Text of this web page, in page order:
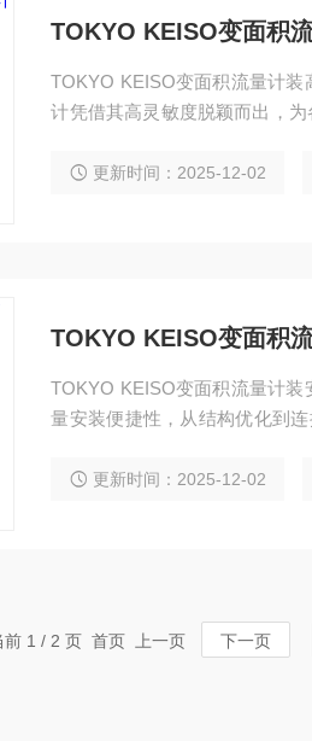
TOKYO KEISO变面积
TOKYO KEISO变面积流量计
计凭借其高灵敏度脱颖而出，
除了刻度指针运动时的延迟现
更新时间：2025-12-02
TOKYO KEISO变面积
TOKYO KEISO变面积流量计
量安装便捷性，从结构优化到
体积更小、重量更轻，搬运和
更新时间：2025-12-02
前 1 / 2 页 首页 上一页 下一页